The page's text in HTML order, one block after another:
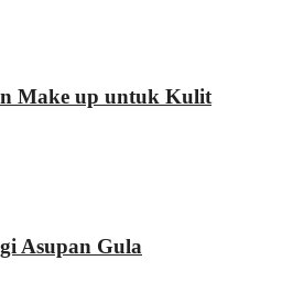
Make up untuk Kulit
Asupan Gula